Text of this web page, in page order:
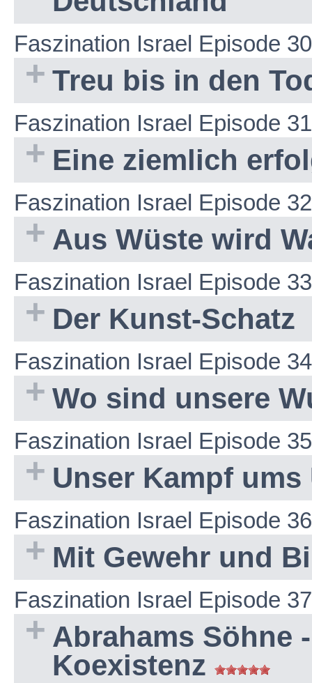
Faszination Israel Episode 30
Treu bis in den
Faszination Israel Episode 31
Eine ziemlich
Faszination Israel Episode 32
Aus Wüste wird
Faszination Israel Episode 33
Der Kunst-Schatz
Faszination Israel Episode 34
Wo sind unsere
Faszination Israel Episode 35
Unser Kampf ums
Faszination Israel Episode 36
Mit Gewehr und
Faszination Israel Episode 37
Abrahams Söhne
Koexistenz